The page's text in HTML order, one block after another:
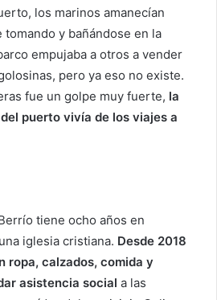
los marinos amanecían
y bañándose en la
empujaba a otros a vender
pero ya eso no existe.
fue un golpe muy fuerte, la
puerto vivía de los viajes a
tiene ocho años en
iglesia cristiana. Desde 2018
ropa, calzados, comida y
asistencia social a las